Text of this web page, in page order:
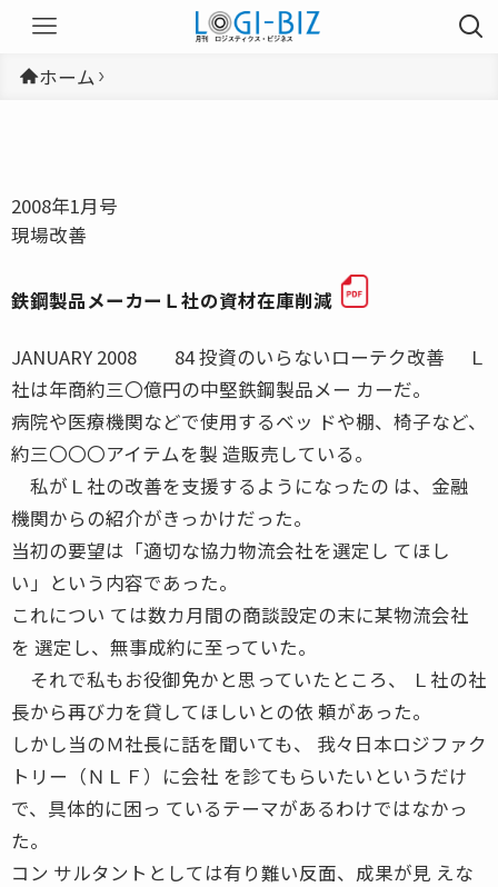
ホーム
2008年1月号
現場改善
鉄鋼製品メーカーＬ社の資材在庫削減
JANUARY 2008 84 投資のいらないローテク改善 Ｌ
社は年商約三〇億円の中堅鉄鋼製品メー カーだ。
病院や医療機関などで使用するベッ ドや棚、椅子など、
約三〇〇〇アイテムを製 造販売している。
私がＬ社の改善を支援するようになったの は、金融
機関からの紹介がきっかけだった。
当初の要望は「適切な協力物流会社を選定し てほし
い」という内容であった。
これについ ては数カ月間の商談設定の末に某物流会社
を 選定し、無事成約に至っていた。
それで私もお役御免かと思っていたところ、 Ｌ社の社
長から再び力を貸してほしいとの依 頼があった。
しかし当のＭ社長に話を聞いても、 我々日本ロジファク
トリー（ＮＬＦ）に会社 を診てもらいたいというだけ
で、具体的に困っ ているテーマがあるわけではなかっ
た。
コン サルタントとしては有り難い反面、成果が見 えな